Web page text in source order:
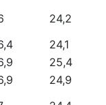
24,2
24,1
25,4
24,9